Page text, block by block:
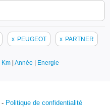
x PEUGEOT x PARTNER
Km | Année | Energie
- Politique de confidentialité